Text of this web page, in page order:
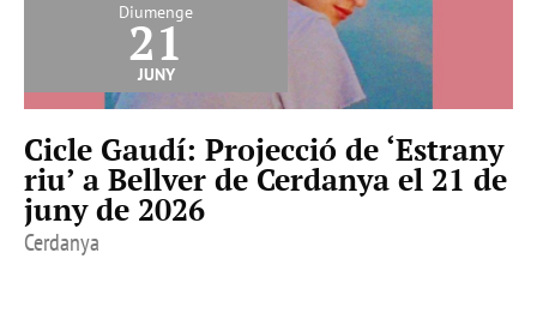
Diumenge
21
juny
Cicle Gaudí: Projecció de ‘Estrany
riu’ a Bellver de Cerdanya el 21 de
juny de 2026
Cerdanya